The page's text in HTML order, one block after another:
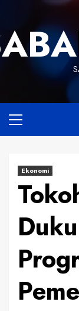
content
Menu
Ekonomi